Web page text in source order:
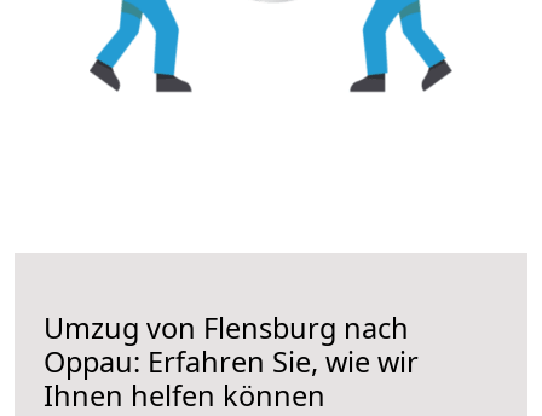
Umzug von Flensburg nach
Oppau: Erfahren Sie, wie wir
Ihnen helfen können